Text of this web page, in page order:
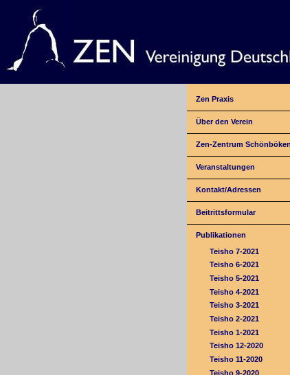
Zen Praxis
Über den Verein
Zen-Zentrum Schönböken
Veranstaltungen
Kontakt/Adressen
Beitrittsformular
Publikationen
Teisho 7-2021
Teisho 6-2021
Teisho 5-2021
Teisho 4-2021
Teisho 3-2021
Teisho 2-2021
Teisho 1-2021
Teisho 12-2020
Teisho 11-2020
Teisho 9-2020